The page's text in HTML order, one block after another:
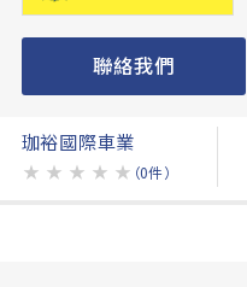
聯絡我們
珈裕國際車業
★ ★ ★ ★ ★ （0件）